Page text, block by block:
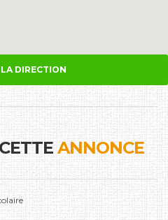
DIRECTION
ANNONCE